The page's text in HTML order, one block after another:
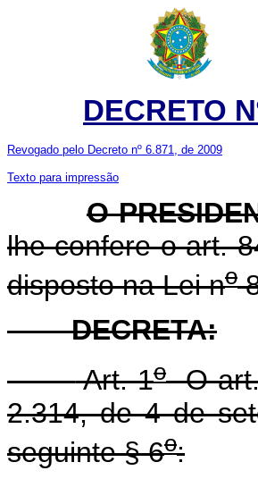
DECRETO
Revogado pelo Decreto nº 6.871, de 2009
Texto para impressão
O
lhe confere o art.
disposto na Lei no
DECRETA:
Art. 1oO art.
2.314, de 4 de
seguinte § 6o: